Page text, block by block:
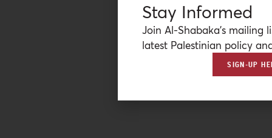
Stay Informed
Join Al-Shabaka’s mailing
latest Palestinian policy
SIGN-UP